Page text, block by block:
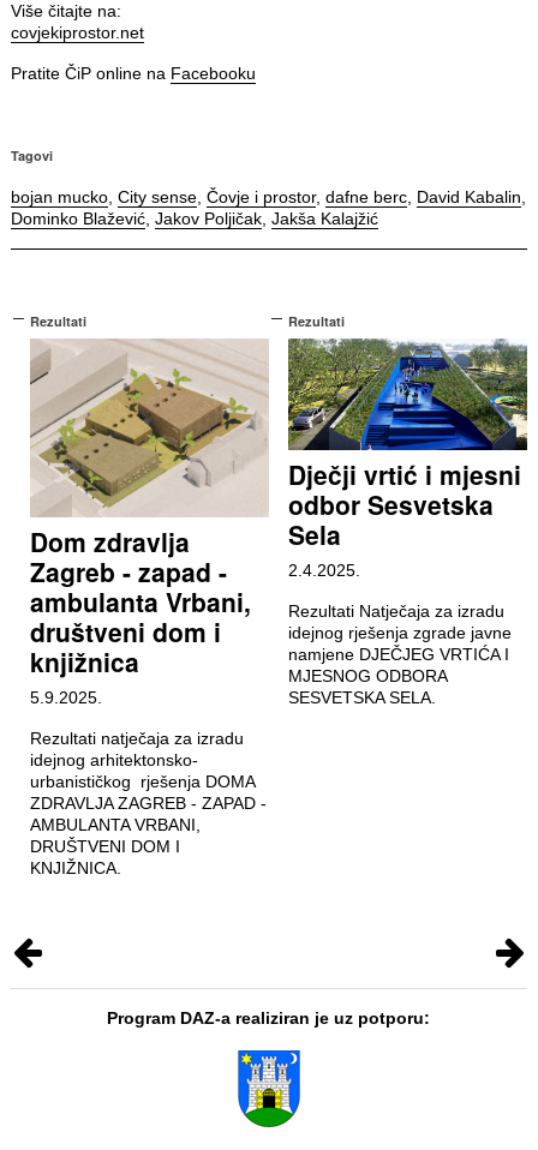
Više čitajte na:
covjekiprostor.net
Pratite ČiP online na Facebooku
Tagovi
bojan mucko, City sense, Čovje i prostor, dafne berc, David Kabalin
Dominko Blažević, Jakov Poljičak, Jakša Kalajžić
Rezultati
Dom zdravlja
Zagreb - zapad -
ambulanta Vrbani,
društveni dom i
knjižnica
5.9.2025.
Rezultati natječaja za izradu
idejnog arhitektonsko-
urbanističkog rješenja DOMA
ZDRAVLJA ZAGREB - ZAPAD -
AMBULANTA VRBANI,
DRUŠTVENI DOM I
KNJIŽNICA.
Rezultati
Dječji vrtić i mjesni
odbor Sesvetska
Sela
2.4.2025.
Rezultati Natječaja za izradu
idejnog rješenja zgrade javne
namjene DJEČJEG VRTIĆA I
MJESNOG ODBORA
SESVETSKA SELA.
Program DAZ-a realiziran je uz potporu: